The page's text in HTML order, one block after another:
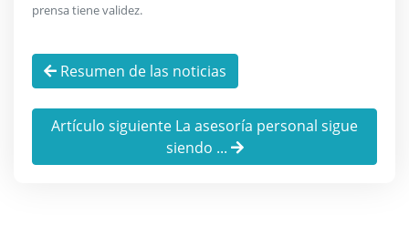
prensa tiene validez.
Resumen de las noticias
Artículo siguiente La asesoría personal sigue
siendo ...